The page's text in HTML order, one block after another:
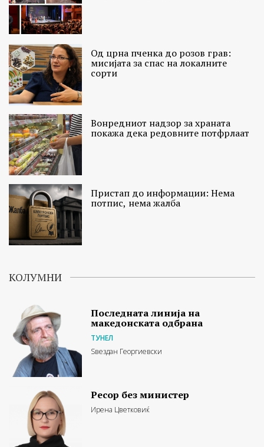
Од црна пченка до розов грав:
мисијата за спас на локалните
сорти
Вонредниот надзор за храната
покажа дека редовните потфрлаат
Пристап до информации: Нема
потпис, нема жалба
КОЛУМНИ
Последната линија на
македонската одбрана
ТУНЕЛ
Ѕвездан Георгиевски
Ресор без министер
Ирена Цветковиќ